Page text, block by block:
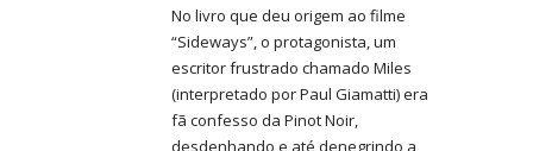
No livro que deu origem ao filme
“Sideways”, o protagonista, um
escritor frustrado chamado Miles
(interpretado por Paul Giamatti) era
fã confesso da Pinot Noir,
desdenhando e até denegrindo a